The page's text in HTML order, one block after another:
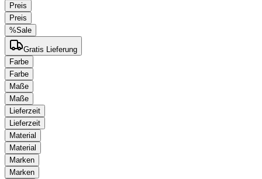
Preis
Preis
%Sale
Gratis Lieferung
Farbe
Farbe
Maße
Maße
Lieferzeit
Lieferzeit
Material
Material
Marken
Marken